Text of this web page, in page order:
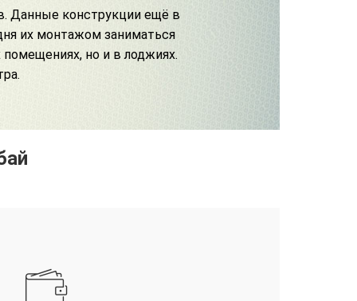
Данные конструкции ещё в
их монтажом заниматься
но и в лоджиях.